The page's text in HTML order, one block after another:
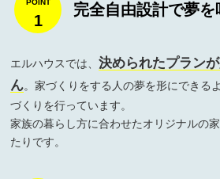
1
完全自由設計で夢を
エルハウスでは、決められたプラン
ん。家づくりをする人の夢を形にできる
づくりを行っています。
家族の暮らし方に合わせたオリジナルの
たりです。